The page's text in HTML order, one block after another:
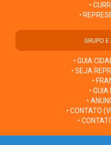
•
•
GRUPO E
• GUIA
• SEJA
•
• GUIA
•
• CONTATO
•